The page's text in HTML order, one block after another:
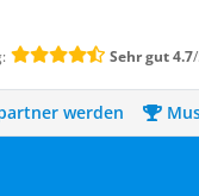
Sehr gut4.7
werden